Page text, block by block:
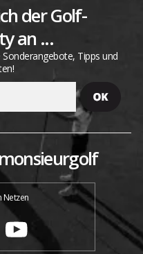
der Golf-
an ...
Sonderangebote, Tipps und
Netzen